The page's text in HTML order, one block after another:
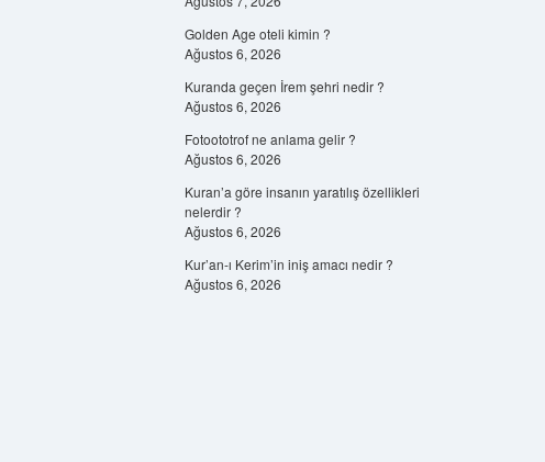
Golden Age oteli kimin ?
Ağustos 6, 2026
Kuranda geçen İrem şehri nedir ?
Ağustos 6, 2026
Fotoototrof ne anlama gelir ?
Ağustos 6, 2026
Kuran’a göre insanın yaratılış özellikleri
nelerdir ?
Ağustos 6, 2026
Kur’an-ı Kerim’in iniş amacı nedir ?
Ağustos 6, 2026